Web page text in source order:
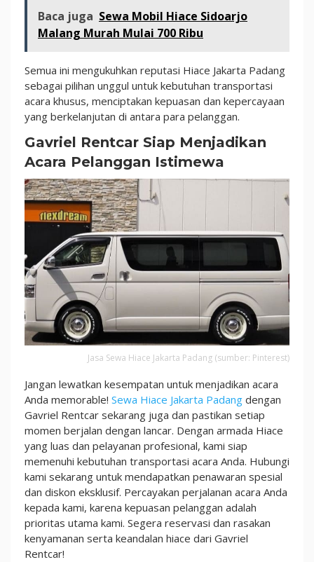
Baca juga Sewa Mobil Hiace Sidoarjo
Malang Murah Mulai 700 Ribu
Semua ini mengukuhkan reputasi Hiace Jakarta Padang
sebagai pilihan unggul untuk kebutuhan transportasi
acara khusus, menciptakan kepuasan dan kepercayaan
yang berkelanjutan di antara para pelanggan.
Gavriel Rentcar Siap Menjadikan
Acara Pelanggan Istimewa
Jasa Sewa Hiace Jakarta Padang (sumber: Pinterest)
Jangan lewatkan kesempatan untuk menjadikan acara
Anda memorable! Sewa Hiace Jakarta Padang dengan
Gavriel Rentcar sekarang juga dan pastikan setiap
momen berjalan dengan lancar. Dengan armada Hiace
yang luas dan pelayanan profesional, kami siap
memenuhi kebutuhan transportasi acara Anda. Hubungi
kami sekarang untuk mendapatkan penawaran spesial
dan diskon eksklusif. Percayakan perjalanan acara Anda
kepada kami, karena kepuasan pelanggan adalah
prioritas utama kami. Segera reservasi dan rasakan
kenyamanan serta keandalan hiace dari Gavriel
Rentcar!